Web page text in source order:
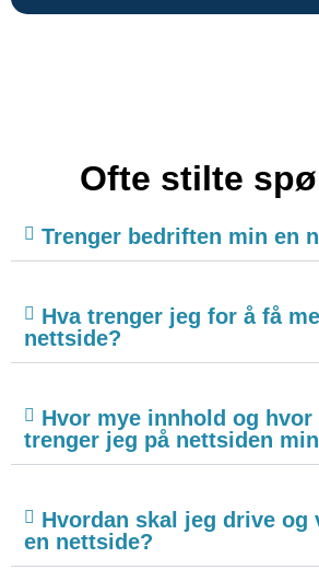
Ofte stilte
Trenger bedriften min en
Hva trenger jeg for å få
nettside?
Hvor mye innhold og hvor
trenger jeg på nettsiden
Hvordan skal jeg drive og
en nettside?